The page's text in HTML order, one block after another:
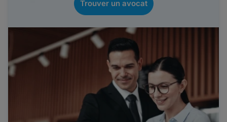
Trouver un avocat